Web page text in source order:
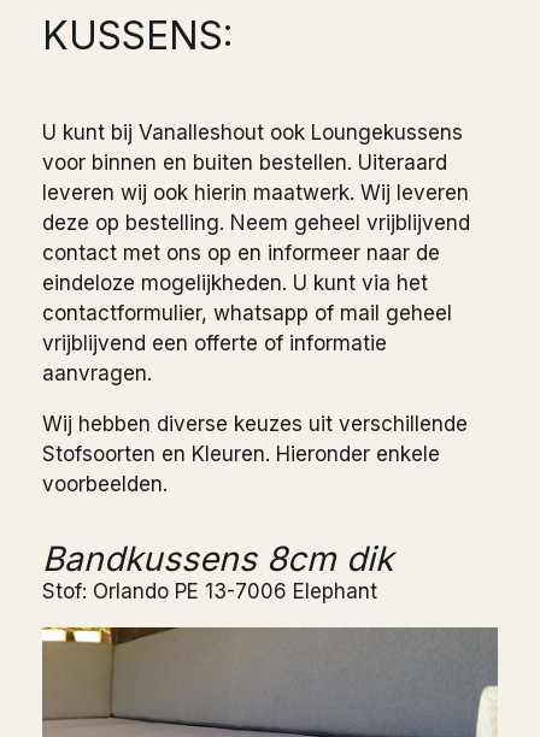
KUSSENS:
U kunt bij Vanalleshout ook Loungekussens
voor binnen en buiten bestellen. Uiteraard
leveren wij ook hierin maatwerk. Wij leveren
deze op bestelling. Neem geheel vrijblijvend
contact met ons op en informeer naar de
eindeloze mogelijkheden. U kunt via het
contactformulier, whatsapp of mail geheel
vrijblijvend een offerte of informatie
aanvragen.
Wij hebben diverse keuzes uit verschillende
Stofsoorten en Kleuren. Hieronder enkele
voorbeelden.
Bandkussens 8cm dik
Stof: Orlando PE 13-7006 Elephant